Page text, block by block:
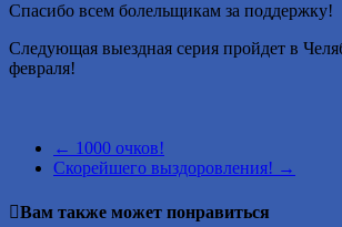
Спасибо всем болельщикам за поддержку!
Следующая выездная серия пройдет в
февраля!
← 1000 очков!
Скорейшего выздоровления! →
Вам также может понравиться